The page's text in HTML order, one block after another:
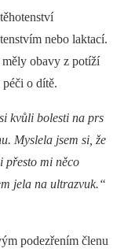
nebo laktací.
měly obavy z potíží
o dítě.
kvůli bolesti na prs
Myslela jsem si, že
přesto mi něco
jela na ultrazvuk.“
podezřením členu